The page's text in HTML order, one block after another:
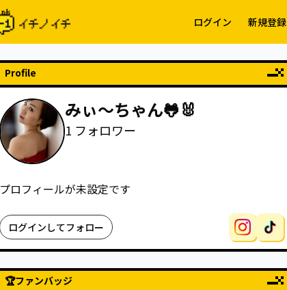
ログイン 新規登録
Profile
みぃ〜ちゃん🐸🐰
1 フォロワー
プロフィールが未設定です
ログインしてフォロー
🏆ファンバッジ